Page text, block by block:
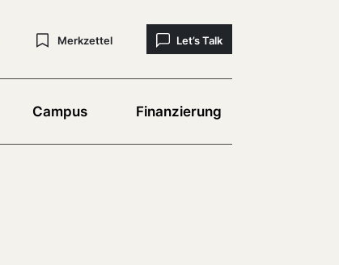
Merkzettel Let’s Talk
Campus Finanzierung